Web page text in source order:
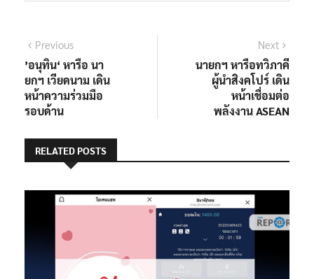
แนะแนว
เรื่อง
PreviousPrevious
post:
’อนุทิน‘ หารือ นา
ยกฯ เวียดนาม เดิน
หน้าความร่วมมือ
รอบด้าน
Next
นายกฯ หารือทวิภาคี
ผู้นำสิงคโปร์ เดิน
หน้าเชื่อมต่อ
พลังงาน ASEAN
RELATED POSTS